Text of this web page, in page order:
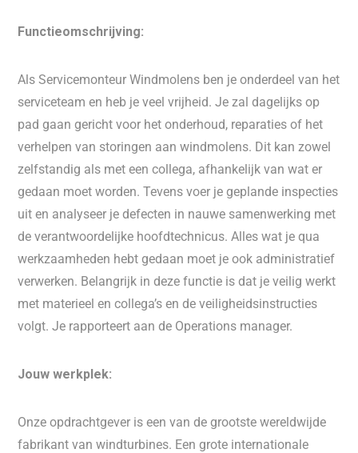
Functieomschrijving:
Als Servicemonteur Windmolens ben je onderdeel van het
serviceteam en heb je veel vrijheid. Je zal dagelijks op
pad gaan gericht voor het onderhoud, reparaties of het
verhelpen van storingen aan windmolens. Dit kan zowel
zelfstandig als met een collega, afhankelijk van wat er
gedaan moet worden. Tevens voer je geplande inspecties
uit en analyseer je defecten in nauwe samenwerking met
de verantwoordelijke hoofdtechnicus. Alles wat je qua
werkzaamheden hebt gedaan moet je ook administratief
verwerken. Belangrijk in deze functie is dat je veilig werkt
met materieel en collega’s en de veiligheidsinstructies
volgt. Je rapporteert aan de Operations manager.
Jouw werkplek:
Onze opdrachtgever is een van de grootste wereldwijde
fabrikant van windturbines. Een grote internationale